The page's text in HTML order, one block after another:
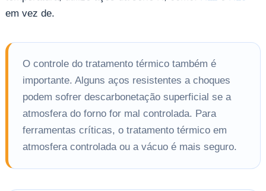
em vez de.
O controle do tratamento térmico também é
importante. Alguns aços resistentes a choques
podem sofrer descarbonetação superficial se a
atmosfera do forno for mal controlada. Para
ferramentas críticas, o tratamento térmico em
atmosfera controlada ou a vácuo é mais seguro.